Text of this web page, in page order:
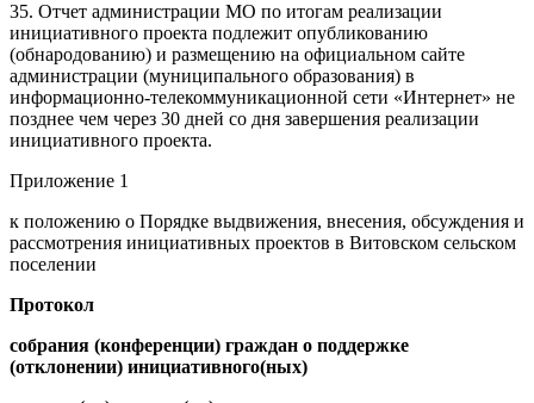
35. Отчет администрации МО по итогам реализации
инициативного проекта подлежит опубликованию
(обнародованию) и размещению на официальном сайте
администрации (муниципального образования) в
информационно-телекоммуникационной сети «Интернет» не
позднее чем через 30 дней со дня завершения реализации
инициативного проекта.
Приложение 1
к положению о Порядке выдвижения, внесения, обсуждения и
рассмотрения инициативных проектов в Витовском сельском
поселении
Протокол
собрания (конференции) граждан о поддержке
(отклонении) инициативного(ных)